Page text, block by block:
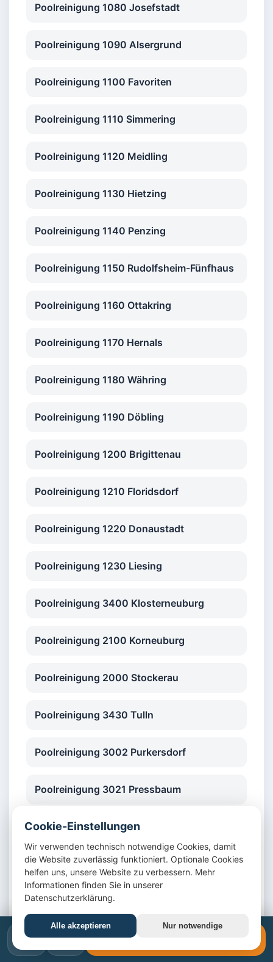
Poolreinigung 1080 Josefstadt
Poolreinigung 1090 Alsergrund
Poolreinigung 1100 Favoriten
Poolreinigung 1110 Simmering
Poolreinigung 1120 Meidling
Poolreinigung 1130 Hietzing
Poolreinigung 1140 Penzing
Poolreinigung 1150 Rudolfsheim-Fünfhaus
Poolreinigung 1160 Ottakring
Poolreinigung 1170 Hernals
Poolreinigung 1180 Währing
Poolreinigung 1190 Döbling
Poolreinigung 1200 Brigittenau
Poolreinigung 1210 Floridsdorf
Poolreinigung 1220 Donaustadt
Poolreinigung 1230 Liesing
Poolreinigung 3400 Klosterneuburg
Poolreinigung 2100 Korneuburg
Poolreinigung 2000 Stockerau
Poolreinigung 3430 Tulln
Poolreinigung 3002 Purkersdorf
Poolreinigung 3021 Pressbaum
Poolreinigung 3003 Gablitz
Poolreinigung 2201 Gerasdorf bei Wien
Poolreinigung 2232 Deutsch-Wagram
Poolreinigung 2230 Gänserndorf
📞 ✉️ 📞 +43 1 4420617
Cookie-Einstellungen
Wir verwenden technisch notwendige Cookies, damit
die Website zuverlässig funktioniert. Optionale Cookies
helfen uns, unsere Website zu verbessern. Mehr
Informationen finden Sie in unserer
Datenschutzerklärung.
Alle akzeptieren Nur notwendige